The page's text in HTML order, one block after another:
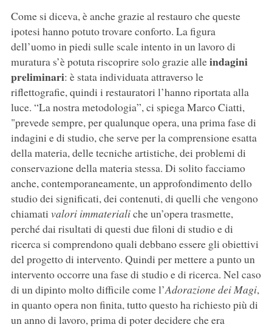
Come si diceva, è anche grazie al restauro che queste
ipotesi hanno potuto trovare conforto. La figura
dell’uomo in piedi sulle scale intento in un lavoro di
muratura s’è potuta riscoprire solo grazie alleindagini
preliminari: è stata individuata attraverso le
riflettografie, quindi i restauratori l’hanno riportata alla
luce. “La nostra metodologia”, ci spiega Marco Ciatti,
"prevede sempre, per qualunque opera, una prima fase di
indagini e di studio, che serve per la comprensione esatta
della materia, delle tecniche artistiche, dei problemi di
conservazione della materia stessa. Di solito facciamo
anche, contemporaneamente, un approfondimento dello
studio dei significati, dei contenuti, di quelli che vengono
chiamati valori immaterialiche un’opera trasmette,
perché dai risultati di questi due filoni di studio e di
ricerca si comprendono quali debbano essere gli obiettivi
del progetto di intervento. Quindi per mettere a punto un
intervento occorre una fase di studio e di ricerca. Nel caso
di un dipinto molto difficile come l’Adorazione dei Magi,
in quanto opera non finita, tutto questo ha richiesto più di
un anno di lavoro, prima di poter decidere che era